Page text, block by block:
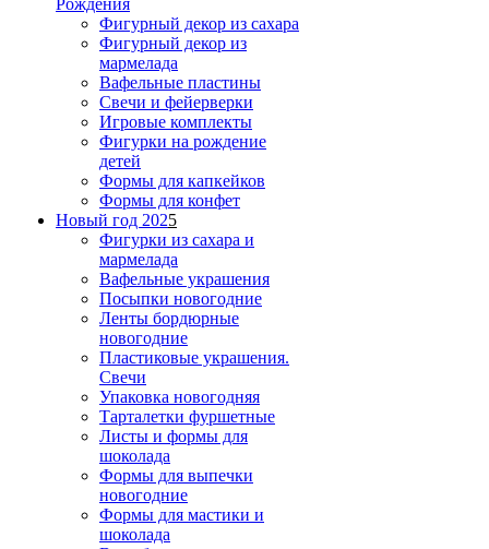
Фигурный декор из сахара
Фигурный декор из
мармелада
Вафельные пластины
Свечи и фейерверки
Игровые комплекты
Фигурки на рождение
детей
Формы для капкейков
Формы для конфет
Новый год 2025
Фигурки из сахара и
мармелада
Вафельные украшения
Посыпки новогодние
Ленты бордюрные
новогодние
Пластиковые украшения.
Свечи
Упаковка новогодняя
Тарталетки фуршетные
Листы и формы для
шоколада
Формы для выпечки
новогодние
Формы для мастики и
шоколада